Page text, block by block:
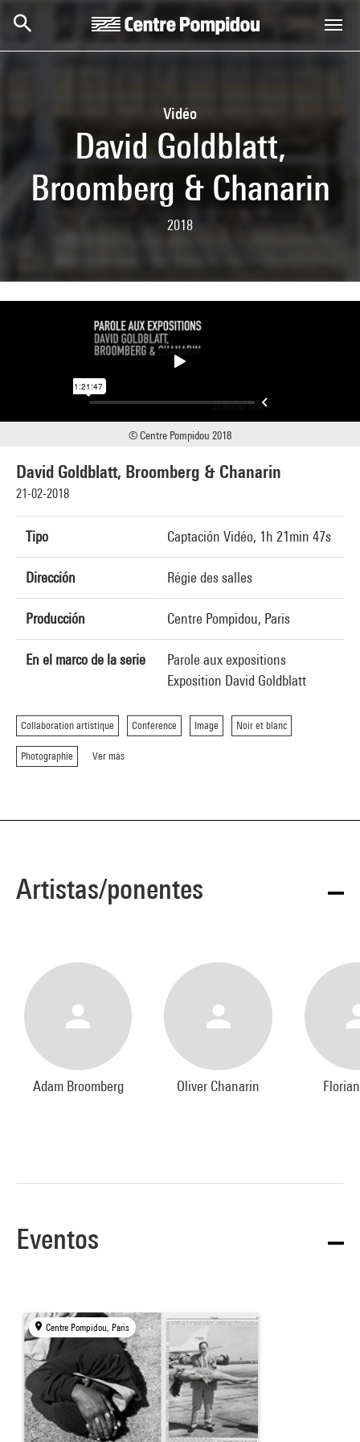
Vidéo
David Goldblatt,
Broomberg & Chanarin
2018
David Goldblatt, Broomberg & Chanarin
21-02-2018
Tipo Captación Vidéo, 1h 21min 47s
Dirección Régie des salles
Producción Centre Pompidou, Paris
En el marco de la serie
Parole aux expositions
Exposition David Goldblatt
Collaboration artistique Conférence Image Noir et blanc
Photographie Ver más
© Centre Pompidou 2018
Artistas/ponentes
Adam Broomberg Oliver Chanarin
Eventos
Centre Pompidou, Paris